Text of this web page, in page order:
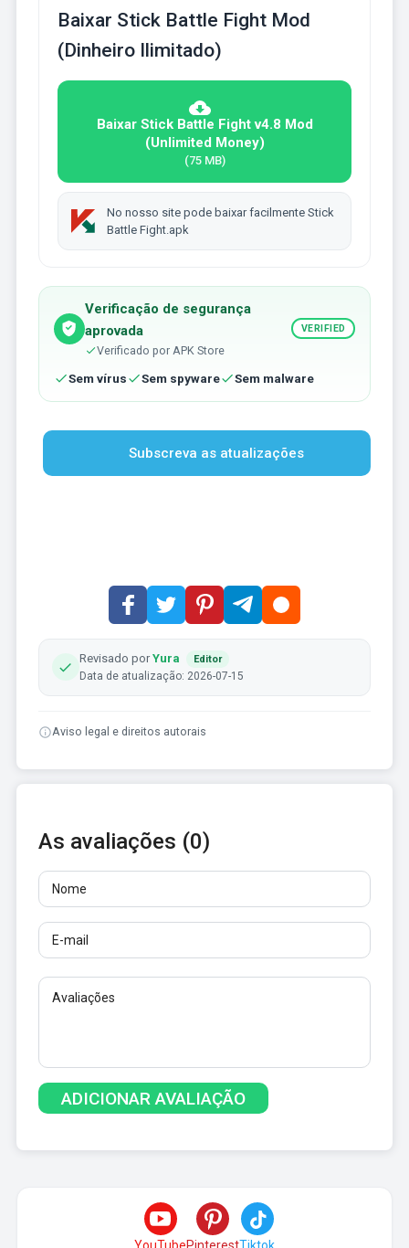
Baixar Stick Battle Fight Mod
(Dinheiro Ilimitado)
Baixar Stick Battle Fight v4.8 Mod
(Unlimited Money)
(75 MB)
No nosso site pode baixar facilmente Stick
Battle Fight.apk
Verificação de segurança
aprovada
Verificado por APK Store
VERIFIED
Sem vírus Sem spyware Sem malware
Subscreva as atualizações
Revisado porYura Editor
Data de atualização: 2026-07-15
Aviso legal e direitos autorais
As avaliações (0)
Nome
E-mail
Avaliações
Pelo menos 10 caracteres. Links não são permitidos.